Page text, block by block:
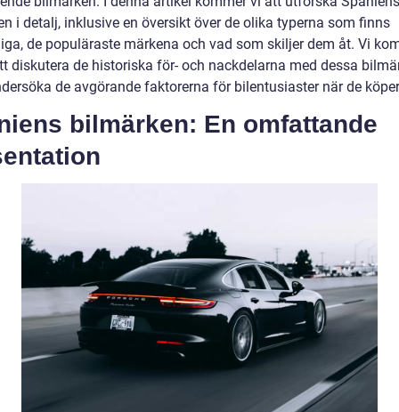
i detalj, inklusive en översikt över de olika typerna som finns
de populäraste märkena och vad som skiljer dem åt. Vi
diskutera de historiska för- och nackdelarna med dessa
de avgörande faktorerna för bilentusiaster när de
bilmärken: En omfattande